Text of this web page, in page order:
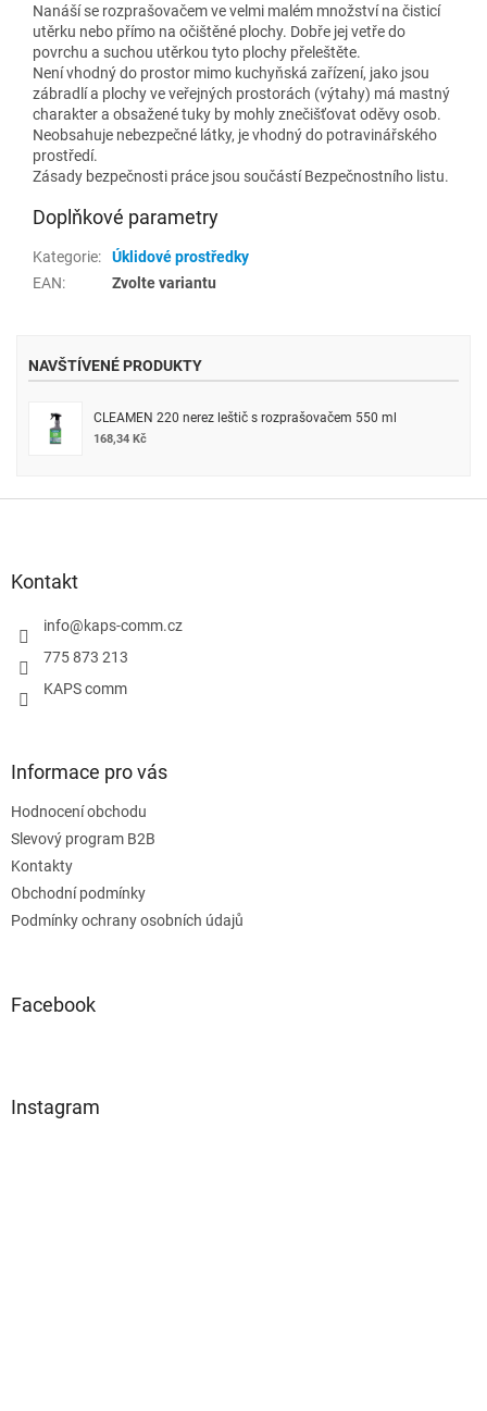
Nanáší se rozprašovačem ve velmi malém množství na čisticí
utěrku nebo přímo na očištěné plochy. Dobře jej vetře do
povrchu a suchou utěrkou tyto plochy přeleštěte.
Není vhodný do prostor mimo kuchyňská zařízení, jako jsou
zábradlí a plochy ve veřejných prostorách (výtahy) má mastný
charakter a obsažené tuky by mohly znečišťovat oděvy osob.
Neobsahuje nebezpečné látky, je vhodný do potravinářského
prostředí.
Zásady bezpečnosti práce jsou součástí Bezpečnostního listu.
Doplňkové parametry
Kategorie:
Úklidové prostředky
EAN: Zvolte variantu
NAVŠTÍVENÉ PRODUKTY
CLEAMEN 220 nerez leštič s rozprašovačem 550 ml
168,34 Kč
Kontakt
info@kaps-comm.cz
775 873 213
KAPS comm
Informace pro vás
Hodnocení obchodu
Slevový program B2B
Kontakty
Obchodní podmínky
Podmínky ochrany osobních údajů
Facebook
Instagram